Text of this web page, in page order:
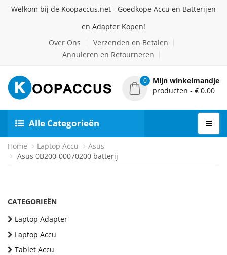
Welkom bij de Koopaccus.net - Goedkope Accu en Batterijen
en Adapter Kopen!
Over Ons
Verzenden en Betalen
Annuleren en Retourneren
0
Mijn winkelmandje
producten - € 0.00
Alle Categorieën
Home Laptop Accu
Asus
Asus 0B200-00070200 batterij
CATEGORIEËN
Laptop Adapter
Laptop Accu
Tablet Accu